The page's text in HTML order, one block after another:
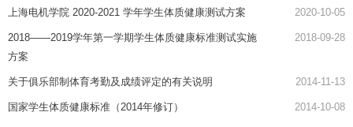
上海电机学院 2020-2021 学年学生体质健康测试方案 2020-10-05
2018——2019学年第一学期学生体质健康标准测试实施
方案
2018-09-28
关于俱乐部制体育考勤及成绩评定的有关说明 2014-11-13
国家学生体质健康标准（2014年修订） 2014-10-08